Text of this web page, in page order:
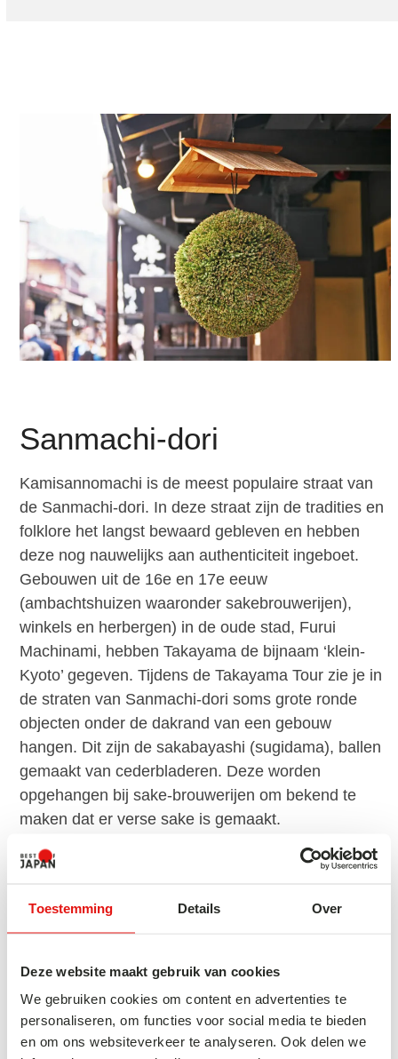
Toestemming Details Over
Deze website maakt gebruik van cookies
We gebruiken cookies om content en advertenties te
personaliseren, om functies voor social media te bieden
en om ons websiteverkeer te analyseren. Ook delen we
Sanmachi-dori
Kamisannomachi is de meest populaire straat van
de Sanmachi-dori. In deze straat zijn de tradities en
folklore het langst bewaard gebleven en hebben
deze nog nauwelijks aan authenticiteit ingeboet.
Gebouwen uit de 16e en 17e eeuw
(ambachtshuizen waaronder sakebrouwerijen),
winkels en herbergen) in de oude stad, Furui
Machinami, hebben Takayama de bijnaam ‘klein-
Kyoto’ gegeven. Tijdens de Takayama Tour zie je in
de straten van Sanmachi-dori soms grote ronde
objecten onder de dakrand van een gebouw
hangen. Dit zijn de sakabayashi (sugidama), ballen
gemaakt van cederbladeren. Deze worden
opgehangen bij sake-brouwerijen om bekend te
maken dat er verse sake is gemaakt.
Lokale sake wordt in Takayama vervaardigd sinds
gezegend met ingrediënten als zuiver water,
hoogwaardige rijst en het ideale klimaat. Deze drank
Sanmachi-dori zijn zeven brouwerijen. Deze
brouwerijen kun je tijdens de Takayama Tour
bezoeken en de sake die daar wordt gebrouwen, is